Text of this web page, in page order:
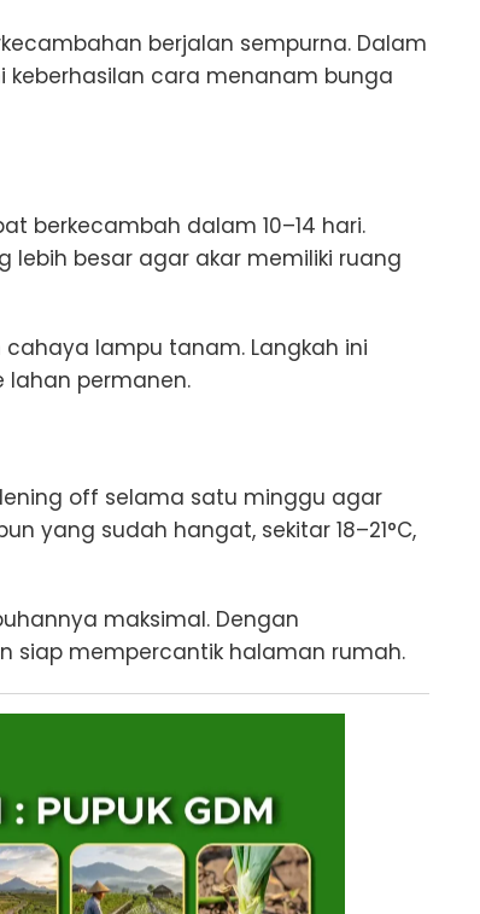
berjalan sempurna. Dalam
cara menanam bunga
berkecambah dalam 10–14 hari.
lebih besar agar akar memiliki ruang
lampu tanam. Langkah ini
permanen.
off selama satu minggu agar
yang sudah hangat, sekitar 18–21°C,
maksimal. Dengan
siap mempercantik halaman rumah.